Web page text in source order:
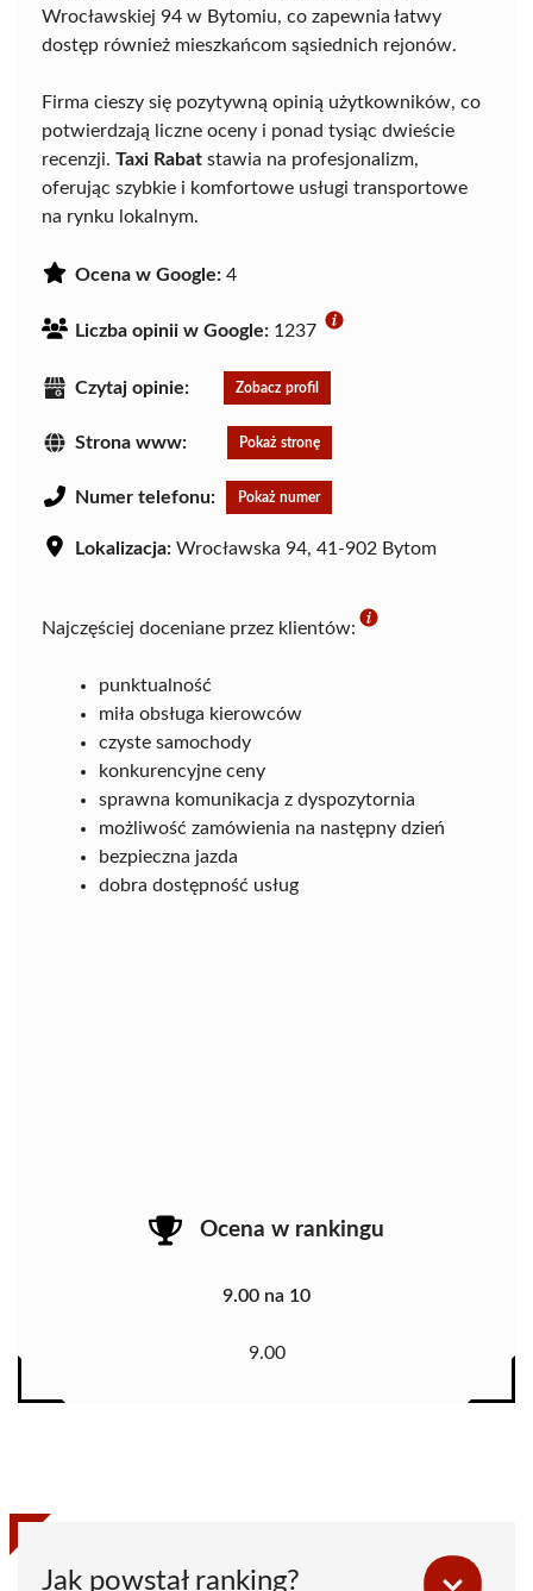
Wrocławskiej 94 w Bytomiu, co zapewnia łatwy
dostęp również mieszkańcom sąsiednich rejonów.
Firma cieszy się pozytywną opinią użytkowników, co
potwierdzają liczne oceny i ponad tysiąc dwieście
recenzji. Taxi Rabat stawia na profesjonalizm,
oferując szybkie i komfortowe usługi transportowe
na rynku lokalnym.
Ocena w Google: 4
Liczba opinii w Google: 1237
Czytaj opinie: Zobacz profil
Strona www: Pokaż stronę
Numer telefonu: Pokaż numer
Lokalizacja: Wrocławska 94, 41-902 Bytom
Najczęściej doceniane przez klientów:
punktualność
miła obsługa kierowców
czyste samochody
konkurencyjne ceny
sprawna komunikacja z dyspozytornia
możliwość zamówienia na następny dzień
bezpieczna jazda
dobra dostępność usług
Ocena w rankingu
9.00 na 10
9.00
Jak powstał ranking?